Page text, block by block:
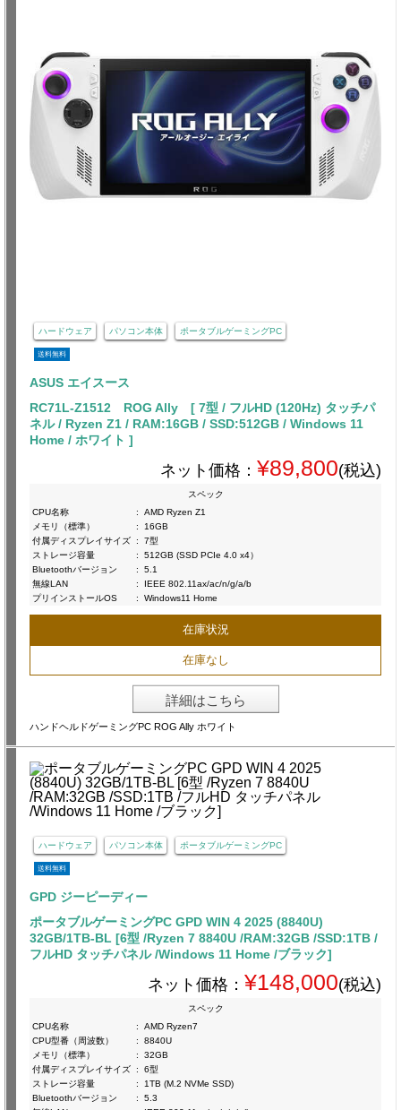
ハードウェア パソコン本体 ポータブルゲーミングPC
送料無料
ASUS エイスース
RC71L-Z1512 ROG Ally [ 7型 / フルHD (120Hz) タッチパ
ネル / Ryzen Z1 / RAM:16GB / SSD:512GB / Windows 11
Home / ホワイト ]
ネット価格： ¥89,800(税込)
スペック
CPU名称
:
AMD Ryzen Z1
メモリ（標準）
:
16GB
付属ディスプレイサイズ :
7型
ストレージ容量
:
512GB (SSD PCIe 4.0 x4）
Bluetoothバージョン
:
5.1
無線LAN
:
IEEE 802.11ax/ac/n/g/a/b
プリインストールOS
: Windows11 Home
在庫状況
在庫なし
詳細はこちら
ハンドヘルドゲーミングPC ROG Ally ホワイト
ハードウェア パソコン本体 ポータブルゲーミングPC
送料無料
GPD ジーピーディー
ポータブルゲーミングPC GPD WIN 4 2025 (8840U)
32GB/1TB-BL [6型 /Ryzen 7 8840U /RAM:32GB /SSD:1TB /
フルHD タッチパネル /Windows 11 Home /ブラック]
ネット価格： ¥148,000(税込)
スペック
CPU名称
:
AMD Ryzen7
CPU型番（周波数）
:
8840U
メモリ（標準）
:
32GB
付属ディスプレイサイズ :
6型
ストレージ容量
:
1TB (M.2 NVMe SSD)
Bluetoothバージョン
:
5.3